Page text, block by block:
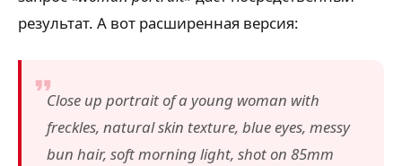
результат. А вот расширенная версия:
Close up portrait of a young woman with
freckles, natural skin texture, blue eyes, messy
bun hair, soft morning light, shot on 85mm